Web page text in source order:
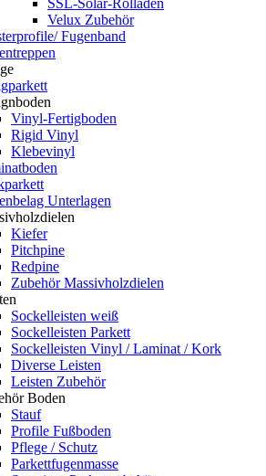
Velux Zubehör
Fugenband
Vinyl-Fertigboden
Rigid Vinyl
Klebevinyl
Unterlagen
Kiefer
Pitchpine
Redpine
Zubehör Massivholzdielen
Sockelleisten weiß
Sockelleisten Parkett
Sockelleisten Vinyl / Laminat / Kork
Diverse Leisten
Leisten Zubehör
Boden
Stauf
Profile Fußboden
Pflege / Schutz
Parkettfugenmasse